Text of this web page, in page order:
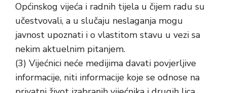
Općinskog vijeća i radnih tijela u čijem radu su
učestvovali, a u slučaju neslaganja mogu
javnost upoznati i o vlastitom stavu u vezi sa
nekim aktuelnim pitanjem.
(3) Vijećnici neće medijima davati povjerljive
informacije, niti informacije koje se odnose na